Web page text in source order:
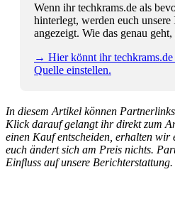
Wenn ihr techkrams.de als
hinterlegt, werden euch
angezeigt. Wie das genau geht,
→ Hier könnt ihr techkrams.de
Quelle einstellen.
In diesem Artikel können
Klick darauf gelangt ihr direkt zum
einen Kauf entscheiden, erhalten
euch ändert sich am Preis nichts.
Einfluss auf unsere Berichterstattung.